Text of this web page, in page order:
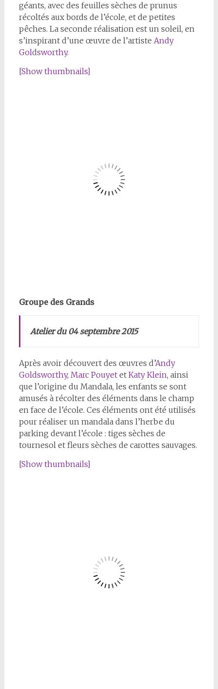
géants, avec des feuilles sèches de prunus
récoltés aux bords de l’école, et de petites
pêches. La seconde réalisation est un soleil, en
s’inspirant d’une œuvre de l’artiste Andy
Goldsworthy.
[Show thumbnails]
Groupe des Grands
Atelier du 04 septembre 2015
Après avoir découvert des œuvres d’Andy
Goldsworthy, Marc Pouyetet Katy Klein, ainsi
que l’origine du Mandala, les enfants se sont
amusés à récolter des éléments dans le champ
en face de l’école. Ces éléments ont été utilisés
pour réaliser un mandala dans l’herbe du
parking devant l’école : tiges sèches de
tournesol et fleurs sèches de carottes sauvages.
[Show thumbnails]